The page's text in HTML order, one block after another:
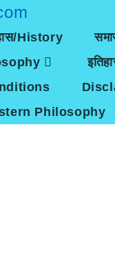
History
Philosophy